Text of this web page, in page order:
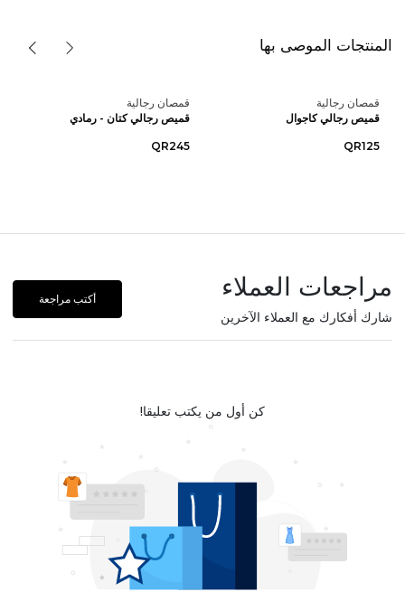
المنتجات الموصى بها
قمصان رجالية
قميص رجالي كاجوال
QR125
قمصان رجالية
قميص رجالي كتان - رمادي
QR245
مراجعات العملاء
شارك أفكارك مع العملاء الآخرين
أكتب مراجعة
كن أول من يكتب تعليقا!